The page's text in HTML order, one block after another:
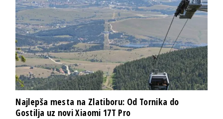
Najlepša mesta na Zlatiboru: Od Tornika do
Gostilja uz novi Xiaomi 17T Pro